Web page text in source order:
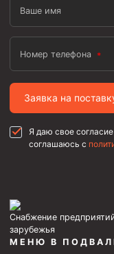
Ваше имя
Номер телефона
Заявка на
Я даю свое
соглашаюсь с
Снабжение
зарубежья
МЕНЮ В